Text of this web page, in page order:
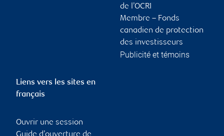
de l’OCRI
Membre – Fonds
canadien de protection
des investisseurs
Publicité et témoins
Liens vers les sites en
français
Ouvrir une session